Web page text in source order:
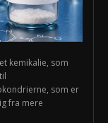
kemikalie, som
som er
fra mere